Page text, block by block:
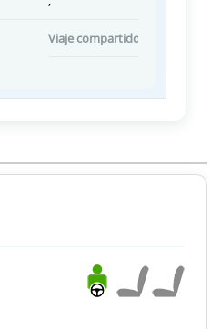
Viaje compartido Preferencias